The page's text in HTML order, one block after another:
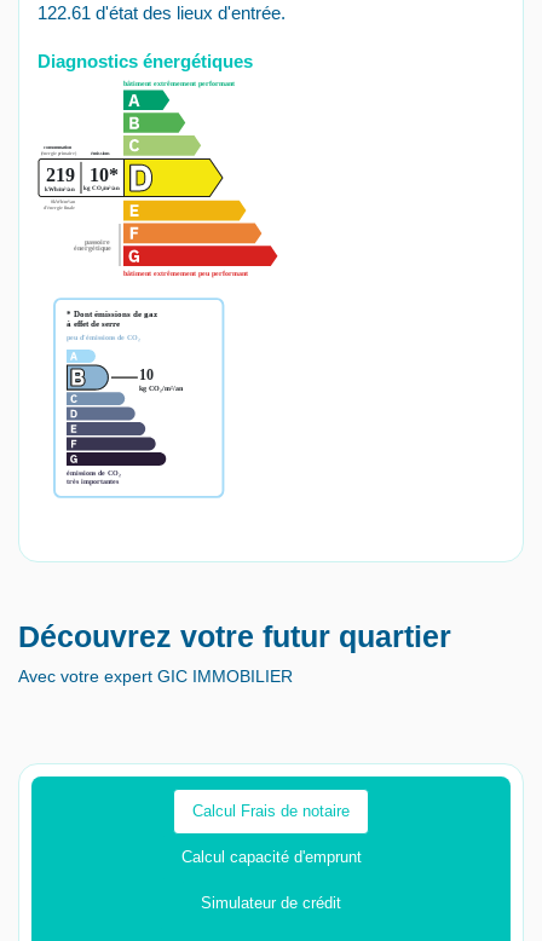
122.61 d'état des lieux d'entrée.
Diagnostics énergétiques
Découvrez votre futur quartier
Avec votre expert GIC IMMOBILIER
Calcul Frais de notaire
Calcul capacité d'emprunt
Simulateur de crédit